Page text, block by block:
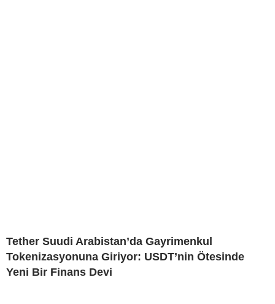
Tether Suudi Arabistan’da Gayrimenkul
Tokenizasyonuna Giriyor: USDT’nin Ötesinde
Yeni Bir Finans Devi